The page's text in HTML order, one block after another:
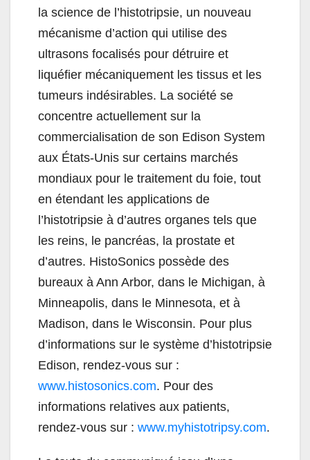
la science de l’histotripsie, un nouveau
mécanisme d’action qui utilise des
ultrasons focalisés pour détruire et
liquéfier mécaniquement les tissus et les
tumeurs indésirables. La société se
concentre actuellement sur la
commercialisation de son Edison System
aux États-Unis sur certains marchés
mondiaux pour le traitement du foie, tout
en étendant les applications de
l’histotripsie à d’autres organes tels que
les reins, le pancréas, la prostate et
d’autres. HistoSonics possède des
bureaux à Ann Arbor, dans le Michigan, à
Minneapolis, dans le Minnesota, et à
Madison, dans le Wisconsin. Pour plus
d’informations sur le système d’histotripsie
Edison, rendez-vous sur :
www.histosonics.com. Pour des
informations relatives aux patients,
rendez-vous sur : www.myhistotripsy.com.